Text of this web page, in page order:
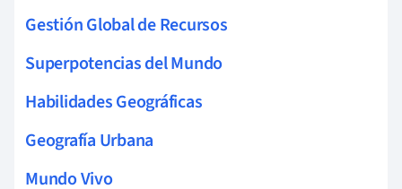
Gestión Global de Recursos
Superpotencias del Mundo
Habilidades Geográficas
Geografía Urbana
Mundo Vivo